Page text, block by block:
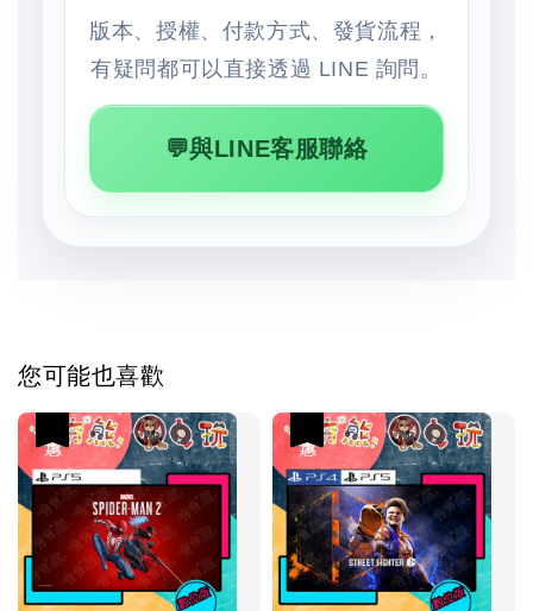
版本、授權、付款方式、發貨流程，
有疑問都可以直接透過 LINE 詢問。
💬與LINE客服聯絡
您可能也喜歡